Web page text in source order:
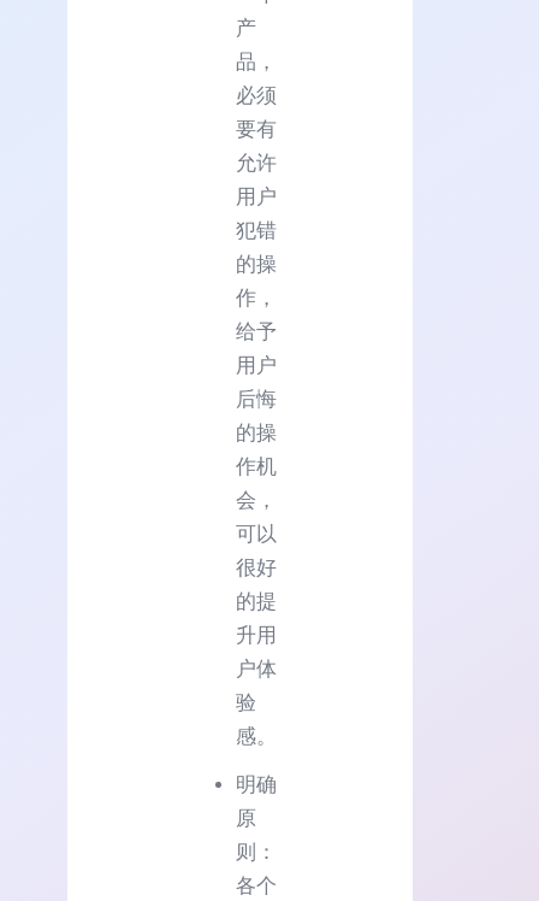
产
品，
必须
要有
允许
用户
犯错
的操
作，
给予
用户
后悔
的操
作机
会，
可以
很好
的提
升用
户体
验
感。
明确
原
则：
各个